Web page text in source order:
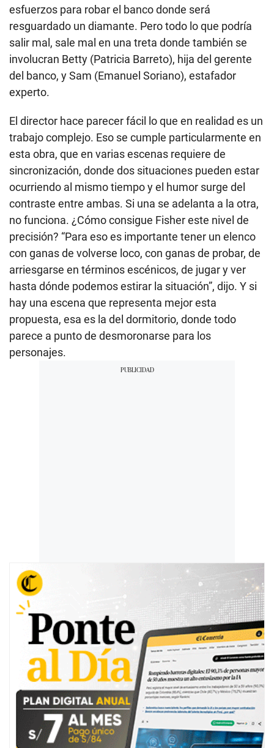
esfuerzos para robar el banco donde será
resguardado un diamante. Pero todo lo que podría
salir mal, sale mal en una treta donde también se
involucran Betty (Patricia Barreto), hija del gerente
del banco, y Sam (Emanuel Soriano), estafador
experto.
El director hace parecer fácil lo que en realidad es un
trabajo complejo. Eso se cumple particularmente en
esta obra, que en varias escenas requiere de
sincronización, donde dos situaciones pueden estar
ocurriendo al mismo tiempo y el humor surge del
contraste entre ambas. Si una se adelanta a la otra,
no funciona. ¿Cómo consigue Fisher este nivel de
precisión? “Para eso es importante tener un elenco
con ganas de volverse loco, con ganas de probar, de
arriesgarse en términos escénicos, de jugar y ver
hasta dónde podemos estirar la situación”, dijo. Y si
hay una escena que representa mejor esta
propuesta, esa es la del dormitorio, donde todo
parece a punto de desmoronarse para los
personajes.